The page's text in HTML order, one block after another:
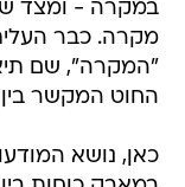
במקרה - ומצד
מקרה. כבר
"המקרה", שם
החוט המקשר
כאן, נושא